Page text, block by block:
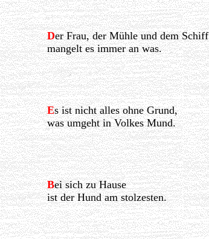
Der Frau, der Mühle und dem Schiff
mangelt es immer an was.
Es ist nicht alles ohne Grund,
was umgeht in Volkes Mund.
Bei sich zu Hause
ist der Hund am stolzesten.